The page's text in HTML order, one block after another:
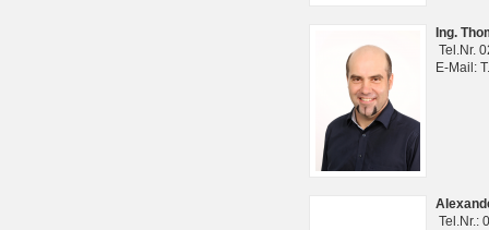
Ing.
Tel.Nr.
E-Mail:
Tel.Nr.: